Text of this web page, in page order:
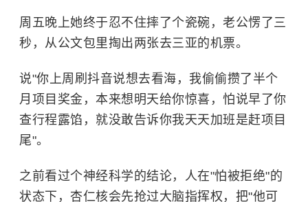
周五晚上她终于忍不住摔了个瓷碗，老公愣了三
秒，从公文包里掏出两张去三亚的机票。
说"你上周刷抖音说想去看海，我偷偷攒了半个
月项目奖金，本来想明天给你惊喜，怕说早了你
查行程露馅，就没敢告诉你我天天加班是赶项目
尾"。
之前看过个神经科学的结论，人在"怕被拒绝"的
状态下，杏仁核会先抢过大脑指挥权，把"他可